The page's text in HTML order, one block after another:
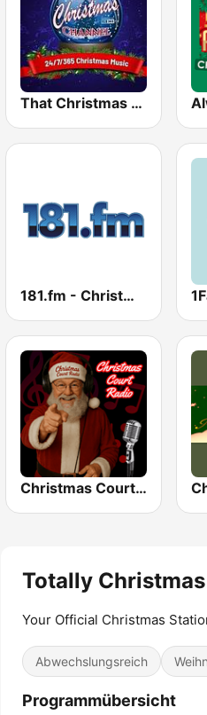
That Christmas Channel
181.fm - Christmas Classics
Christmas Court Radio
Totally
Your Official Christmas
Abwechslungsreich
Programmübersicht